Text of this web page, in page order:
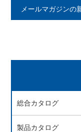
メールマガジンの
総合カタログ
製品カタログ